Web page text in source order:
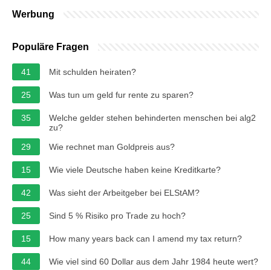
Werbung
Populäre Fragen
41 Mit schulden heiraten?
25 Was tun um geld fur rente zu sparen?
35
Welche gelder stehen behinderten menschen bei alg2
zu?
29
Wie rechnet man Goldpreis aus?
15 Wie viele Deutsche haben keine Kreditkarte?
42 Was sieht der Arbeitgeber bei ELStAM?
25 Sind 5 % Risiko pro Trade zu hoch?
15 How many years back can I amend my tax return?
44 Wie viel sind 60 Dollar aus dem Jahr 1984 heute wert?